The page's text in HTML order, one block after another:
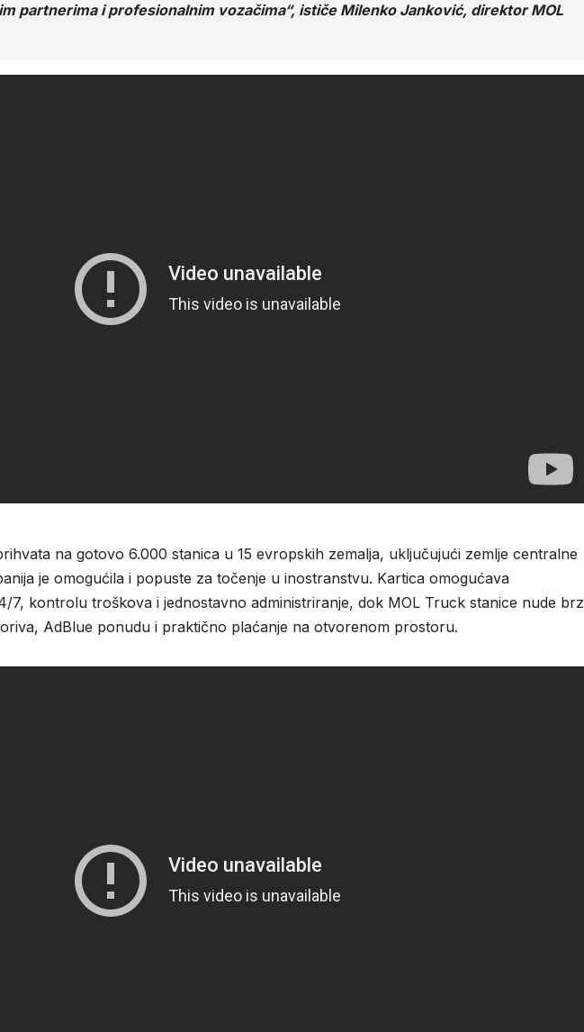
partnerima i profesionalnim vozačima“, ističe Milenko Janković, direktor MOL
na gotovo 6.000 stanica u 15 evropskih zemalja, uključujući zemlje centralne
je omogućila i popuste za točenje u inostranstvu. Kartica omogućava
7, kontrolu troškova i jednostavno administriranje, dok MOL Truck stanice nude brz
AdBlue ponudu i praktično plaćanje na otvorenom prostoru.